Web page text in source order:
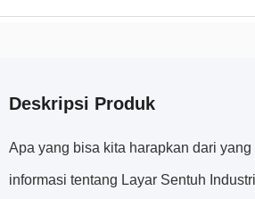
Deskripsi Produk
Apa yang bisa kita harapkan dari
informasi tentang Layar Sentuh